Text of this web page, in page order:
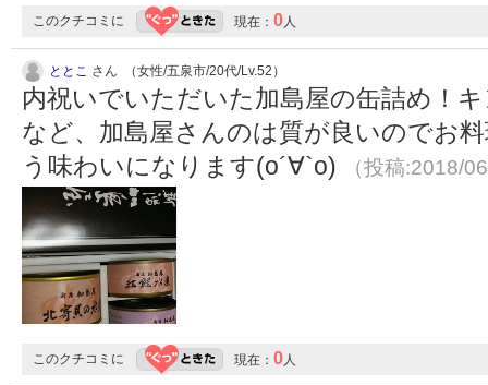
このクチコミに 現在： 0人
ととこ さん （女性/五泉市/20代/Lv.52）
内祝いでいただいた加島屋の缶詰め！
など、加島屋さんのは質が良いのでお
う味わいになります(о´∀`о)
（投稿:2018/
このクチコミに 現在： 0人